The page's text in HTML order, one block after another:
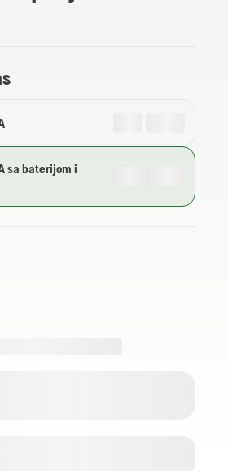
sa baterijom i